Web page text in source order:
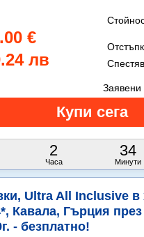
€
лв
2
Часа
34
Минути
Ultra All Inclusive в
Кавала, Гърция
- безплатно!